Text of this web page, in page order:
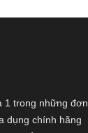
1 trong những đơn
dụng chính hãng